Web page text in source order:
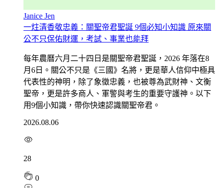
Janice Jen
一炷清香敬忠義：關聖帝君聖誕 9個必知小知識 原來關
公不只保佑財運，考試、事業也能拜
每年農曆六月二十四日是關聖帝君聖誕，2026 年落在8
月6日。關公不只是《三國》名將，更是華人信仰中極具
代表性的神明，除了象徵忠義，也被尊為武財神、文衡
聖帝，更是許多商人、軍警與考生的重要守護神。以下
用9個小知識，帶你快速認識關聖帝君。
2026.08.06
28
0